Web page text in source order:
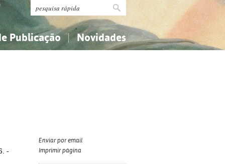
Publicação Novidades
-
Enviar por email
Imprimir página